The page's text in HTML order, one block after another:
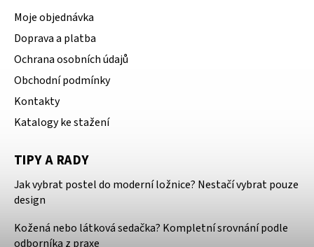
Moje objednávka
Doprava a platba
Ochrana osobních údajů
Obchodní podmínky
Kontakty
Katalogy ke stažení
TIPY A RADY
Jak vybrat postel do moderní ložnice? Nestačí vybrat pouze
design
Kožená nebo látková sedačka? Kompletní srovnání podle
odborníka z praxe